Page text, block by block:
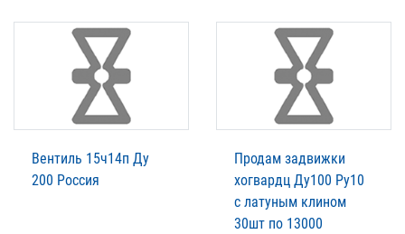
Вентиль 15ч14п Ду
200 Россия
Продам задвижки
хогвардц Ду100 Ру10
с латуным клином
30шт по 13000